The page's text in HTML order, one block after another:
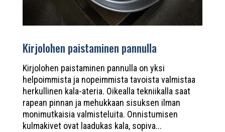
Kirjolohen paistaminen pannulla
Kirjolohen paistaminen pannulla on yksi
helpoimmista ja nopeimmista tavoista valmistaa
herkullinen kala-ateria. Oikealla tekniikalla saat
rapean pinnan ja mehukkaan sisuksen ilman
monimutkaisia valmisteluita. Onnistumisen
kulmakivet ovat laadukas kala, sopiva...